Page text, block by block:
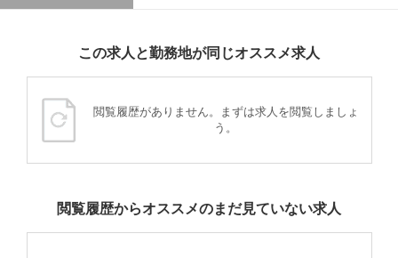
この求人と勤務地が同じオススメ求人
閲覧履歴がありません。まずは求人を閲覧しましょ
う。
閲覧履歴からオススメのまだ見ていない求人